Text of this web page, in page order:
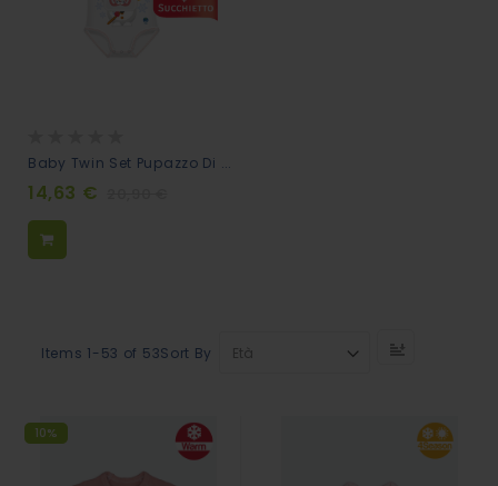
Baby Twin Set Pupazzo Di Neve: Succhietto + Body Neonato Coordinati
14,63 €
Items 1- 53 of 53Sort By
10%